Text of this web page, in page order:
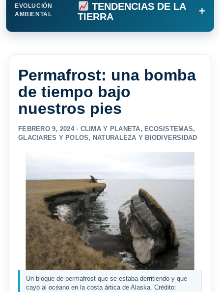
EVOLUCIÓN
AMBIENTAL
TENDENCIAS DE LA
TIERRA
+
Permafrost: una bomba
de tiempo bajo
nuestros pies
FEBRERO 9, 2024 · CLIMA Y PLANETA, ECOSISTEMAS,
GLACIARES Y POLOS, NATURALEZA Y BIODIVERSIDAD
Un bloque de permafrost que se estaba derritiendo y que
cayó al océano en la costa ártica de Alaska. Crédito: